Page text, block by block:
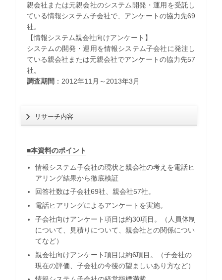
親会社または元親会社のシステム開発・運用を受託し
ている情報システム子会社で、アンケートの協力先69
社。
【情報システム親会社向けアンケート】
システムの開発・運用を情報システム子会社に発注し
ている親会社または元親会社でアンケートの協力先57
社。
調査期間 ：2012年11月～2013年3月
リサーチ内容
■本資料のポイント
情報システム子会社の現状と親会社の考えを電話ヒ
アリング結果から徹底検証
回答社数は子会社69社、親会社57社。
電話ヒアリングによるアンケートを実施。
子会社向けアンケート項目は約30項目。（人員体制
について、見積りについて、親会社との関係につい
てなど）
親会社向けアンケート項目は約6項目。（子会社の
現在の評価、子会社の今後の望ましいあり方など）